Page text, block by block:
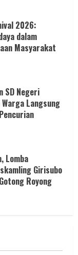
2026:
dalam
Masyarakat
SD Negeri
Langsung
Lomba
Girisubo
Royong